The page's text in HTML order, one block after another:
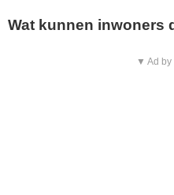
Wat kunnen inwoners
▼ Ad by